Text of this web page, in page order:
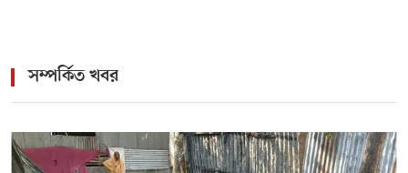
সম্পর্কিত খবর